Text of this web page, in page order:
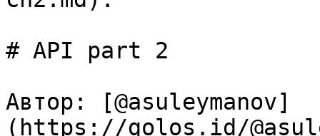
# API part 2
Автор: [@asuleymanov]
(https://golos.id/